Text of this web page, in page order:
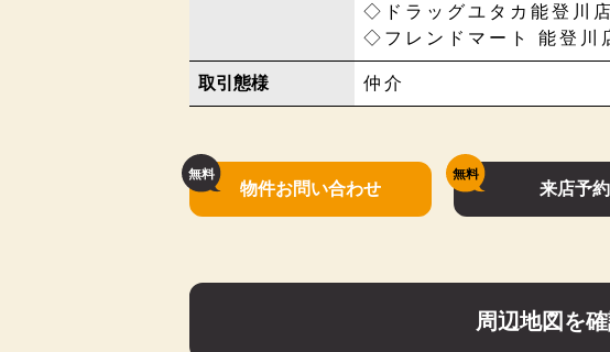
◇ドラッグユタカ能登川
◇フレンドマート 能登川
取引態様 仲介
物件お問い合わせ 来店予約
周辺地図を